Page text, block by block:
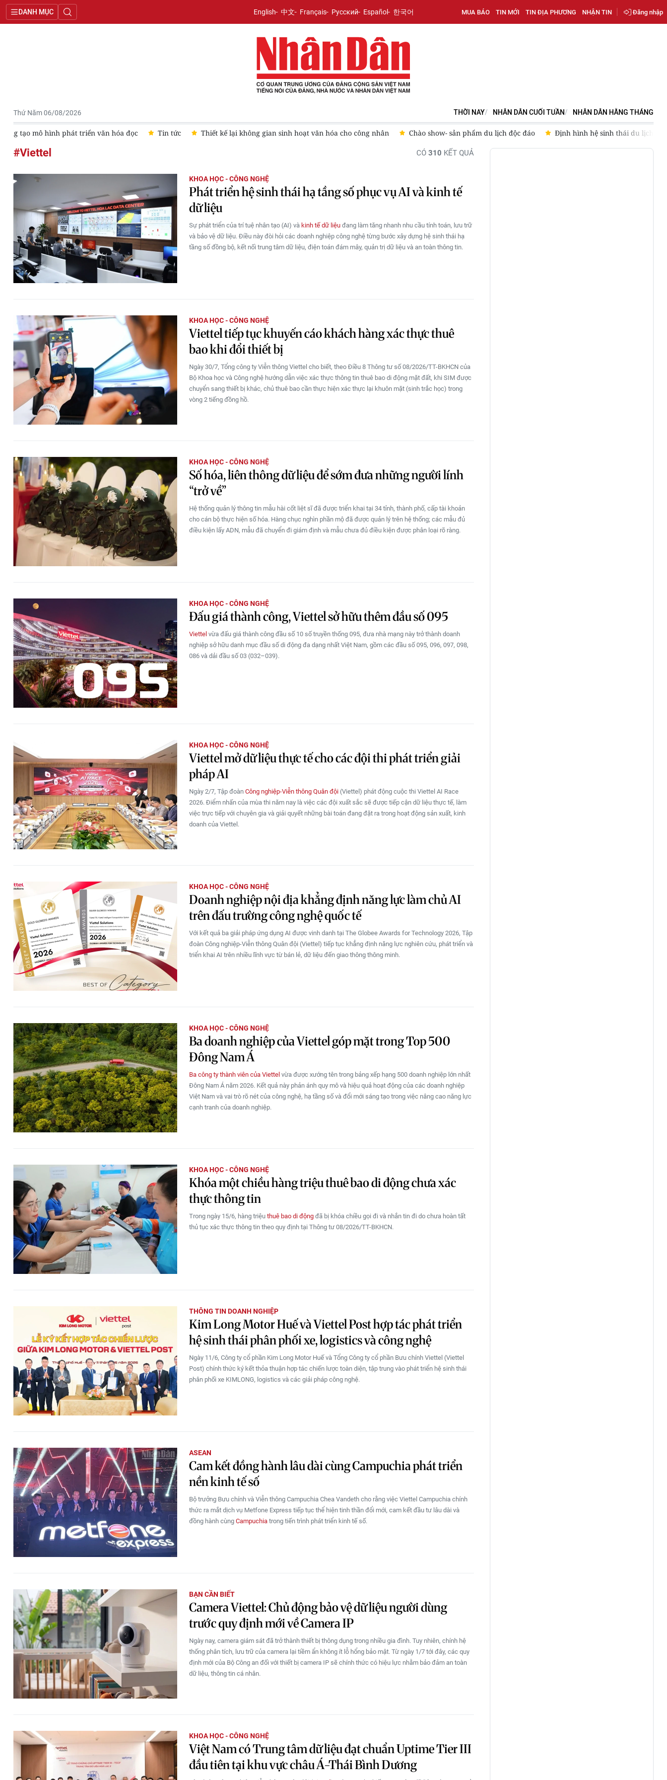
DANH MỤC English 中文 Français Русский Español 한국어 MUA BÁO TIN MỚI TIN ĐỊA PHƯƠNG NHẬN TIN Đăng nhập
Thứ Năm 06/08/2026 THỜI NAY NHÂN DÂN CUỐI TUẦN NHÂN DÂN HẰNG THÁNG
Sáng tạo mô hình phát triển văn hóa đọc Tin tức Thiết kế lại không gian sinh hoạt văn hóa cho công nhân Chào show- sản phẩm du lịch độc đáo Định hình hệ sinh thái du lịch
#Viettel CÓ 310 KẾT QUẢ
KHOA HỌC - CÔNG NGHỆ
Phát triển hệ sinh thái hạ tầng số phục vụ AI và kinh tế
dữ liệu
Sự phát triển của trí tuệ nhân tạo (AI) và kinh tế dữ liệu đang làm tăng nhanh nhu cầu tính toán, lưu trữ
và bảo vệ dữ liệu. Điều này đòi hỏi các doanh nghiệp công nghệ từng bước xây dựng hệ sinh thái hạ
tầng số đồng bộ, kết nối trung tâm dữ liệu, điện toán đám mây, quản trị dữ liệu và an toàn thông tin.
KHOA HỌC - CÔNG NGHỆ
Viettel tiếp tục khuyến cáo khách hàng xác thực thuê
bao khi đổi thiết bị
Ngày 30/7, Tổng công ty Viễn thông Viettel cho biết, theo Điều 8 Thông tư số 08/2026/TT-BKHCN của
Bộ Khoa học và Công nghệ hướng dẫn việc xác thực thông tin thuê bao di động mặt đất, khi SIM được
chuyển sang thiết bị khác, chủ thuê bao cần thực hiện xác thực lại khuôn mặt (sinh trắc học) trong
vòng 2 tiếng đồng hồ.
KHOA HỌC - CÔNG NGHỆ
Số hóa, liên thông dữ liệu để sớm đưa những người lính
“trở về”
Hệ thống quản lý thông tin mẫu hài cốt liệt sĩ đã được triển khai tại 34 tỉnh, thành phố, cấp tài khoản
cho cán bộ thực hiện số hóa. Hàng chục nghìn phần mộ đã được quản lý trên hệ thống; các mẫu đủ
điều kiện lấy ADN, mẫu đã chuyển đi giám định và mẫu chưa đủ điều kiện được phân loại rõ ràng.
KHOA HỌC - CÔNG NGHỆ
Đấu giá thành công, Viettel sở hữu thêm đầu số 095
Viettel vừa đấu giá thành công đầu số 10 số truyền thống 095, đưa nhà mạng này trở thành doanh
nghiệp sở hữu danh mục đầu số di động đa dạng nhất Việt Nam, gồm các đầu số 095, 096, 097, 098,
086 và dải đầu số 03 (032–039).
KHOA HỌC - CÔNG NGHỆ
Viettel mở dữ liệu thực tế cho các đội thi phát triển giải
pháp AI
Ngày 2/7, Tập đoàn Công nghiệp-Viễn thông Quân đội (Viettel) phát động cuộc thi Viettel AI Race
2026. Điểm nhấn của mùa thi năm nay là việc các đội xuất sắc sẽ được tiếp cận dữ liệu thực tế, làm
việc trực tiếp với chuyên gia và giải quyết những bài toán đang đặt ra trong hoạt động sản xuất, kinh
doanh của Viettel.
KHOA HỌC - CÔNG NGHỆ
Doanh nghiệp nội địa khẳng định năng lực làm chủ AI
trên đấu trường công nghệ quốc tế
Với kết quả ba giải pháp ứng dụng AI được vinh danh tại The Globee Awards for Technology 2026, Tập
đoàn Công nghiệp-Viễn thông Quân đội (Viettel) tiếp tục khẳng định năng lực nghiên cứu, phát triển và
triển khai AI trên nhiều lĩnh vực từ bán lẻ, dữ liệu đến giao thông thông minh.
KHOA HỌC - CÔNG NGHỆ
Ba doanh nghiệp của Viettel góp mặt trong Top 500
Đông Nam Á
Ba công ty thành viên của Viettel vừa được xướng tên trong bảng xếp hạng 500 doanh nghiệp lớn nhất
Đông Nam Á năm 2026. Kết quả này phản ánh quy mô và hiệu quả hoạt động của các doanh nghiệp
Việt Nam và vai trò rõ nét của công nghệ, hạ tầng số và đổi mới sáng tạo trong việc nâng cao năng lực
cạnh tranh của doanh nghiệp.
KHOA HỌC - CÔNG NGHỆ
Khóa một chiều hàng triệu thuê bao di động chưa xác
thực thông tin
Trong ngày 15/6, hàng triệu thuê bao di động đã bị khóa chiều gọi đi và nhắn tin đi do chưa hoàn tất
thủ tục xác thực thông tin theo quy định tại Thông tư 08/2026/TT-BKHCN.
THÔNG TIN DOANH NGHIỆP
Kim Long Motor Huế và Viettel Post hợp tác phát triển
hệ sinh thái phân phối xe, logistics và công nghệ
Ngày 11/6, Công ty cổ phần Kim Long Motor Huế và Tổng Công ty cổ phần Bưu chính Viettel (Viettel
Post) chính thức ký kết thỏa thuận hợp tác chiến lược toàn diện, tập trung vào phát triển hệ sinh thái
phân phối xe KIMLONG, logistics và các giải pháp công nghệ.
ASEAN
Cam kết đồng hành lâu dài cùng Campuchia phát triển
nền kinh tế số
Bộ trưởng Bưu chính và Viễn thông Campuchia Chea Vandeth cho rằng việc Viettel Campuchia chính
thức ra mắt dịch vụ Metfone Express tiếp tục thể hiện tinh thần đổi mới, cam kết đầu tư lâu dài và
đồng hành cùng Campuchia trong tiến trình phát triển kinh tế số.
BẠN CẦN BIẾT
Camera Viettel: Chủ động bảo vệ dữ liệu người dùng
trước quy định mới về Camera IP
Ngày nay, camera giám sát đã trở thành thiết bị thông dụng trong nhiều gia đình. Tuy nhiên, chính hệ
thống phân tích, lưu trữ của camera lại tiềm ẩn không ít lỗ hổng bảo mật. Từ ngày 1/7 tới đây, các quy
định mới của Bộ Công an đối với thiết bị camera IP sẽ chính thức có hiệu lực nhằm bảo đảm an toàn
dữ liệu, thông tin cá nhân.
KHOA HỌC - CÔNG NGHỆ
Việt Nam có Trung tâm dữ liệu đạt chuẩn Uptime Tier III
đầu tiên tại khu vực châu Á-Thái Bình Dương